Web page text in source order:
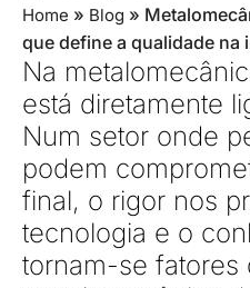
Home » Blog »
que define a qualidade na
Na
está diretamente
Num setor onde
podem
final, o rigor nos
tecnologia e o
tornam-se fatores